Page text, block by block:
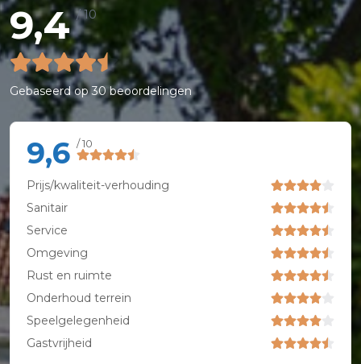
9,4 / 10
Gebaseerd op30 beoordelingen
9,6 / 10
Prijs/kwaliteit-verhouding
Sanitair
Service
Omgeving
Rust en ruimte
Onderhoud terrein
Speelgelegenheid
Gastvrijheid